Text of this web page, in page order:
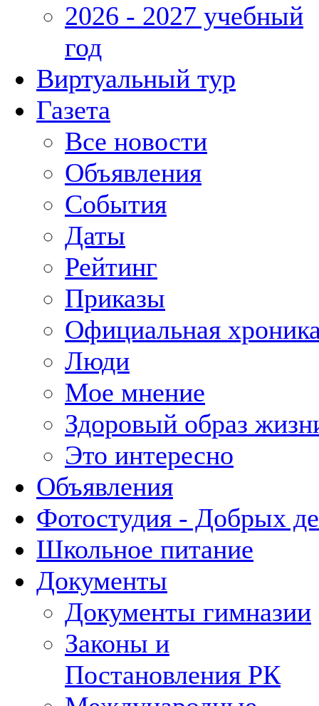
2026 - 2027 учебный
год
Виртуальный тур
Газета
Все новости
Объявления
События
Даты
Рейтинг
Приказы
Официальная
Люди
Мое мнение
Здоровый образ
Это интересно
Объявления
Фотостудия - Добрых
Школьное питание
Документы
Документы гимназии
Законы и
Постановления РК